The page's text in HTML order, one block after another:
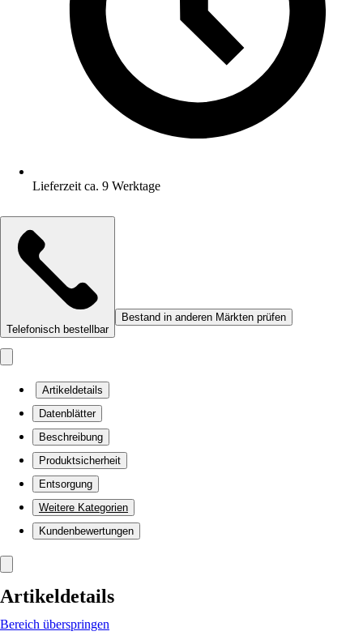
Lieferzeit ca. 9 Werktage
Telefonisch bestellbar
Bestand in anderen Märkten prüfen
Artikeldetails
Datenblätter
Beschreibung
Produktsicherheit
Entsorgung
Weitere Kategorien
Kundenbewertungen
Artikeldetails
Bereich überspringen